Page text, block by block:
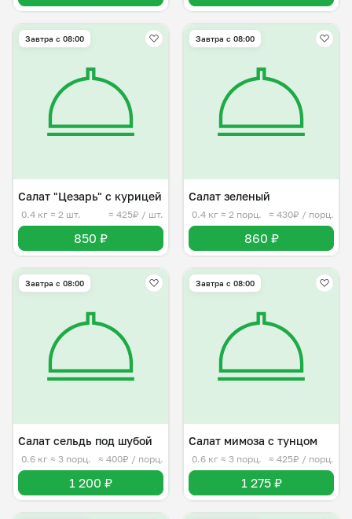
Завтра c 08:00
Салат "Цезарь" с курицей
0.4 кг ≈ 2 шт. ≈ 425₽ / шт.
850 ₽
Завтра c 08:00
Салат зеленый
0.4 кг ≈ 2 порц. ≈ 430₽ / порц.
860 ₽
Завтра c 08:00
Салат сельдь под шубой
0.6 кг ≈ 3 порц. ≈ 400₽ / порц.
1 200 ₽
Завтра c 08:00
Салат мимоза с тунцом
0.6 кг ≈ 3 порц. ≈ 425₽ / порц.
1 275 ₽